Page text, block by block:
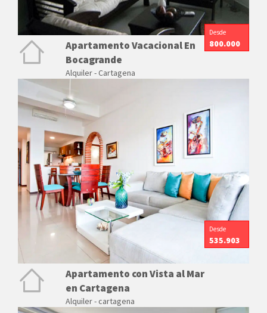
Apartamento Vacacional En
Bocagrande
Alquiler - Cartagena
Desde
800.000
Apartamento con Vista al Mar
en Cartagena
Alquiler - cartagena
Desde
535.903